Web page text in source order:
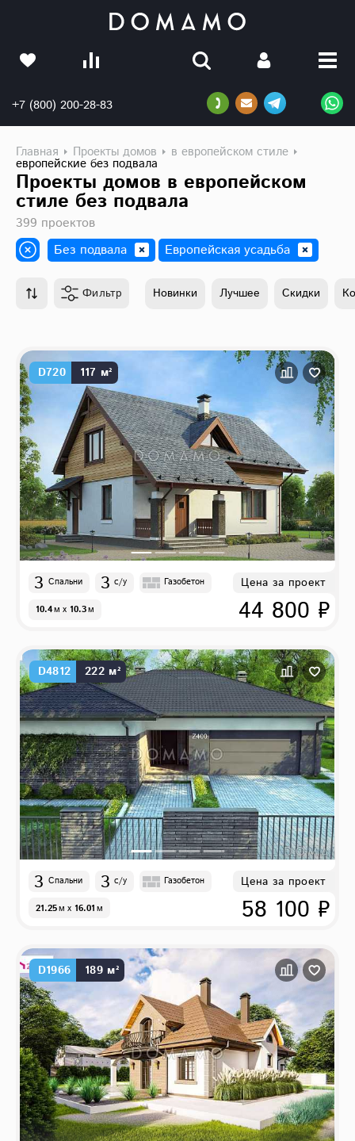
+7 (800) 200-28-83
Главная Проекты домов в европейском стиле
европейские без подвала
Проекты домов в европейском
стиле без подвала
399 проектов
Без подвала
Европейская усадьба
Фильтр Новинки Лучшее Скидки
D720 117 м²
3 Спальни 3 с/у Газобетон
10.4м x 10.3м
Цена за проект
44 800 ₽
D4812 222 м²
3 Спальни 3 с/у Газобетон
21.25м x 16.01м
Цена за проект
58 100 ₽
D1966 189 м²